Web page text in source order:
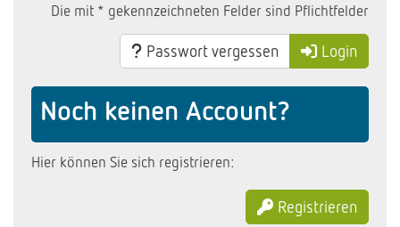
Die mit * gekennzeichneten Felder sind Pflichtfelder
Passwort vergessen Login
Noch keinen Account?
Hier können Sie sich registrieren:
Registrieren